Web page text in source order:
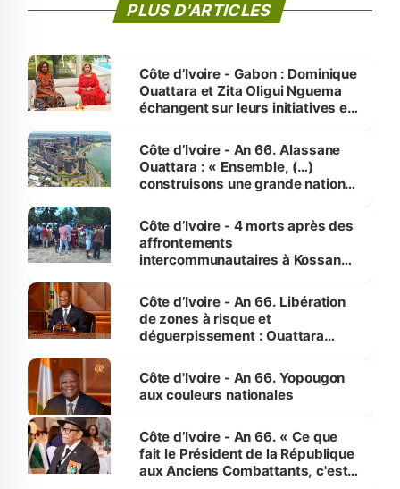
PLUS D'ARTICLES
Côte d’Ivoire - Gabon : Dominique
Ouattara et Zita Oligui Nguema
échangent sur leurs initiatives en
enfants
Côte d’Ivoire - An 66. Alassane
Ouattara : « Ensemble, (…)
construisons une grande nation
générations futures »
Côte d’Ivoire - 4 morts après des
affrontements
intercommunautaires à Kossandji
milieu des sinistrés
Côte d’Ivoire - An 66. Libération
de zones à risque et
déguerpissement : Ouattara
l'Etat de droit pour préserver les
vies humaines »
Côte d'Ivoire - An 66. Yopougon
aux couleurs nationales
Côte d’Ivoire - An 66. « Ce que
fait le Président de la République
aux Anciens Combattants, c'est